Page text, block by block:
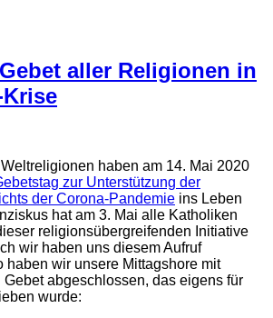
aller Religionen in
haben am 14. Mai 2020
zur Unterstützung der
der Corona-Pandemie ins Leben
hat am 3. Mai alle Katholiken
religionsübergreifenden Initiative
wir haben uns diesem Aufruf
haben wir unsere Mittagshore mit
abgeschlossen, das eigens für
wurde: